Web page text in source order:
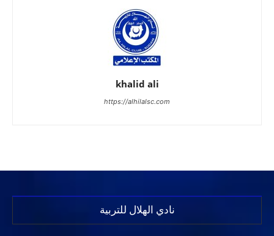
khalid ali
https://alhilalsc.com
نادي الهلال للتربية